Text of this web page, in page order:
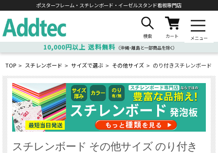
ポスターフレーム・スチレンボード・ イーゼルスタンド看板専門店
検索 カート メニュー
10,000円以上 送料無料 （沖縄・離島と一部商品を除く）
TOP > スチレンボード > サイズで選ぶ > その他サイズ > のり付きスチレンボード
スチレンボード その他サイズ のり付き